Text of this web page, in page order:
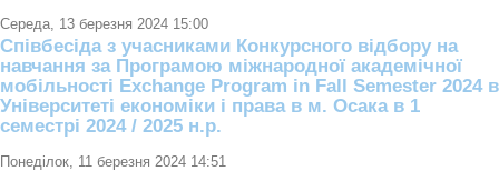
Середа, 13 березня 2024 15:00
Співбесіда з учасниками Конкурсного відбору на
навчання за Програмою міжнародної академічної
мобільності Exchange Program in Fall Semester 2024 в
Університеті економіки і права в м. Осака в 1
семестрі 2024 / 2025 н.р.
Понеділок, 11 березня 2024 14:51